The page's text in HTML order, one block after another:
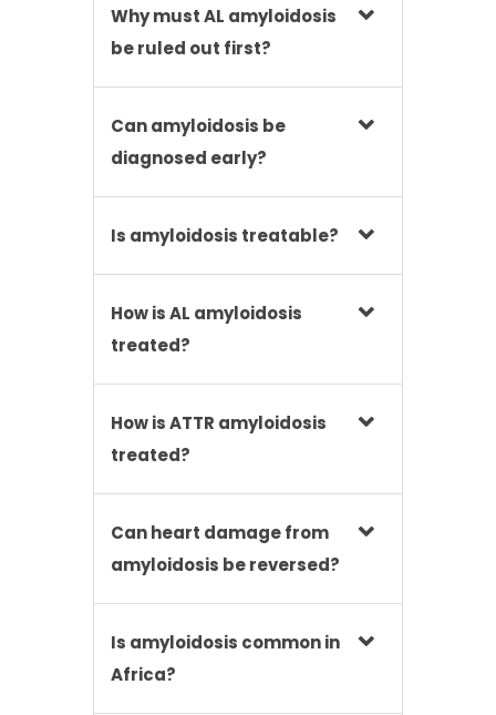
Why must AL amyloidosis
be ruled out first?
Can amyloidosis be
diagnosed early?
Is amyloidosis treatable?
How is AL amyloidosis
treated?
How is ATTR amyloidosis
treated?
Can heart damage from
amyloidosis be reversed?
Is amyloidosis common in
Africa?